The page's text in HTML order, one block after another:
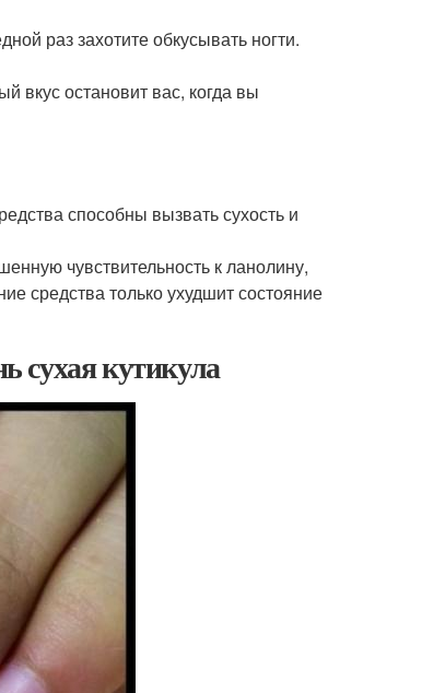
раз захотите обкусывать ногти.
вкус остановит вас, когда вы
способны вызвать сухость и
чувствительность к ланолину,
средства только ухудшит состояние
сухая кутикула